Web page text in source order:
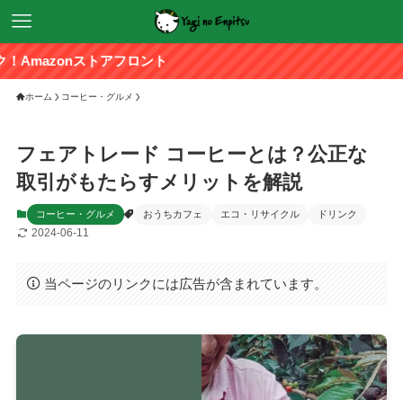
アフロント
ホーム コーヒー・グルメ
フェアトレード コーヒーとは？公正な
取引がもたらすメリットを解説
コーヒー・グルメ おうちカフェ エコ・リサイクル ドリンク
2024-06-11
当ページのリンクには広告が含まれています。